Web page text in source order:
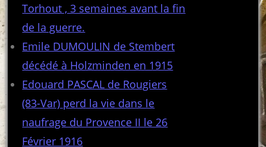
Torhout , 3 semaines avant la fin
de la guerre.
Emile DUMOULIN de Stembert
décédé à Holzminden en 1915
Edouard PASCAL de Rougiers
(83-Var) perd la vie dans le
naufrage du Provence II le 26
Février 1916